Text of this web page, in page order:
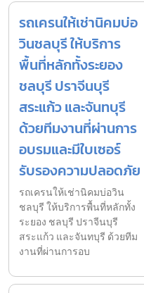
รถเครนให้เช่านิคมบ่อ
วินชลบุรี ให้บริการ
พื้นที่หลักทั้งระยอง
ชลบุรี ปราจีนบุรี
สระแก้ว และจันทบุรี
ด้วยทีมงานที่ผ่านการ
อบรมและมีใบเซอร์
รับรองความปลอดภัย
รถเครนให้เช่านิคมบ่อวิน
ชลบุรี ให้บริการพื้นที่หลักทั้ง
ระยอง ชลบุรี ปราจีนบุรี
สระแก้ว และจันทบุรี ด้วยทีม
งานที่ผ่านการอบ